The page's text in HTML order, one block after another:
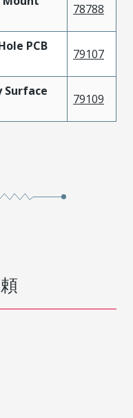
78788
PCB
79107
79109